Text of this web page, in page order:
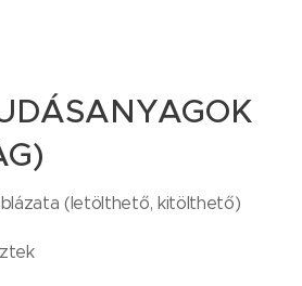
(letölthető, kitölthető)